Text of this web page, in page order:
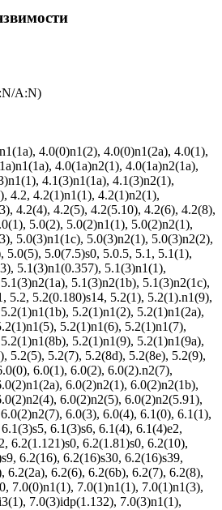
A:N)
4.0(0)n1(2), 4.0(0)n1(2a), 4.0(1),
4.0(1a)n2(1), 4.0(1a)n2(1a),
4.1(3)n1(1a), 4.1(3)n2(1),
4.2, 4.2(1)n1(1), 4.2(1)n2(1),
4.2(4), 4.2(5), 4.2(5.10), 4.2(6), 4.2(8),
5.0(2), 5.0(2)n1(1), 5.0(2)n2(1),
5.0(3)n1(1c), 5.0(3)n2(1), 5.0(3)n2(2),
5.0(5), 5.0(7.5)s0, 5.0.5, 5.1, 5.1(1),
5.1(3)n1(0.357), 5.1(3)n1(1),
5.1(3)n2(1b), 5.1(3)n2(1c),
5.2, 5.2(0.180)s14, 5.2(1), 5.2(1).n1(9),
5.2(1)n1(2), 5.2(1)n1(2a),
5.2(1)n1(6), 5.2(1)n1(7),
5.2(1)n1(9), 5.2(1)n1(9a),
5.2(5), 5.2(7), 5.2(8d), 5.2(8e), 5.2(9),
6.0(1), 6.0(2), 6.0(2).n2(7),
6.0(2)n2(1), 6.0(2)n2(1b),
6.0(2)n2(5), 6.0(2)n2(5.91),
6.0(3), 6.0(4), 6.1(0), 6.1(1),
6.1(3)s6, 6.1(4), 6.1(4)e2,
6.2(1.121)s0, 6.2(1.81)s0, 6.2(10),
6.2(16), 6.2(16)s30, 6.2(16)s39,
6.2(2a), 6.2(6), 6.2(6b), 6.2(7), 6.2(8),
7.0(0)n1(1), 7.0(1)n1(1), 7.0(1)n1(3),
7.0(3)idp(1.132), 7.0(3)n1(1),